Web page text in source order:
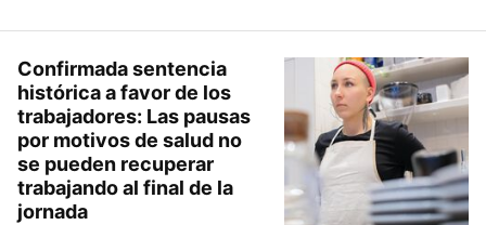
Confirmada sentencia
histórica a favor de los
trabajadores: Las pausas
por motivos de salud no
se pueden recuperar
trabajando al final de la
jornada